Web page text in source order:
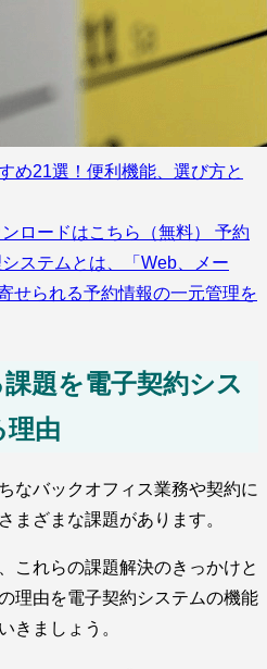
め21選！便利機能、選び方と
ロードはこちら（無料） 予約
ステムとは、「Web、メー
せられる予約情報の一元管理を
題を電子契約シス
理由
なバックオフィス業務や契約に
まざまな課題があります。
これらの課題解決のきっかけと
理由を電子契約システムの機能
きましょう。